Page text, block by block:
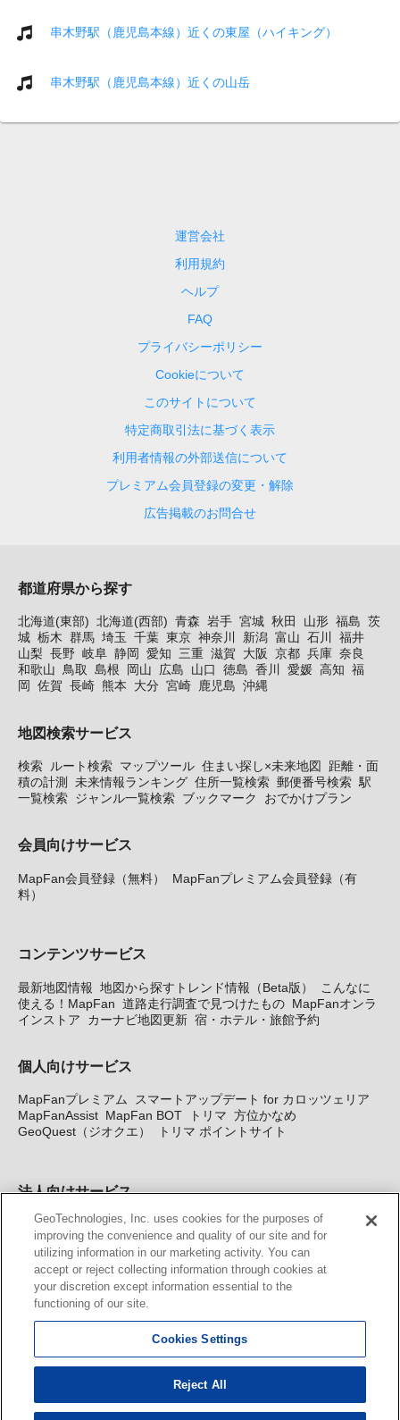
串木野駅（鹿児島本線）近くの東屋（ハイキング）
串木野駅（鹿児島本線）近くの山岳
運営会社
利用規約
ヘルプ
FAQ
プライバシーポリシー
Cookieについて
このサイトについて
特定商取引法に基づく表示
利用者情報の外部送信について
プレミアム会員登録の変更・解除
広告掲載のお問合せ
都道府県から探す
北海道(東部) 北海道(西部) 青森 岩手 宮城 秋田 山形 福島 茨
城 栃木 群馬 埼玉 千葉 東京 神奈川 新潟 富山 石川
福井
山梨 長野 岐阜 静岡 愛知 三重 滋賀 大阪 京都 兵庫 奈良
和歌山 鳥取 島根 岡山 広島 山口 徳島 香川 愛媛 高知 福
岡
佐賀 長崎 熊本 大分 宮崎 鹿児島 沖縄
地図検索サービス
検索 ルート検索 マップツール 住まい探し×未来地図
距離・面
積の計測
未来情報ランキング 住所一覧検索 郵便番号検索 駅
一覧検索 ジャンル一覧検索 ブックマーク おでかけプラン
会員向けサービス
MapFan会員登録（無料）
MapFanプレミアム会員登録（有
料）
コンテンツサービス
最新地図情報 地図から探すトレンド情報（Beta版）
こんなに
使える！MapFan 道路走行調査で見つけたもの MapFanオンラ
インストア
カーナビ地図更新 宿・ホテル・旅館予約
個人向けサービス
MapFanプレミアム
スマートアップデート for カロッツェリア
MapFanAssist MapFan BOT トリマ 方位かなめ
GeoQuest（ジオクエ）
トリマ ポイントサイト
法人向けサービス
法人向け地図・位置情報サービス WEBサイト・システム向け地
図API Windows PC向け地図開発キット MapFan DB 住所確認
サービス
MAP WORLD+ トリマ広告 Geo-Research
カーナビ地図更新サービス
MapFan スマートメンバーズ
KENWOOD MapFan Club
GeoTechnologies, Inc. uses cookies for the purposes of
improving the convenience and quality of our site and for
utilizing information in our marketing activity. You can
accept or reject collecting information through cookies at
your discretion except information essential to the
functioning of our site.
Cookies Settings
Reject All